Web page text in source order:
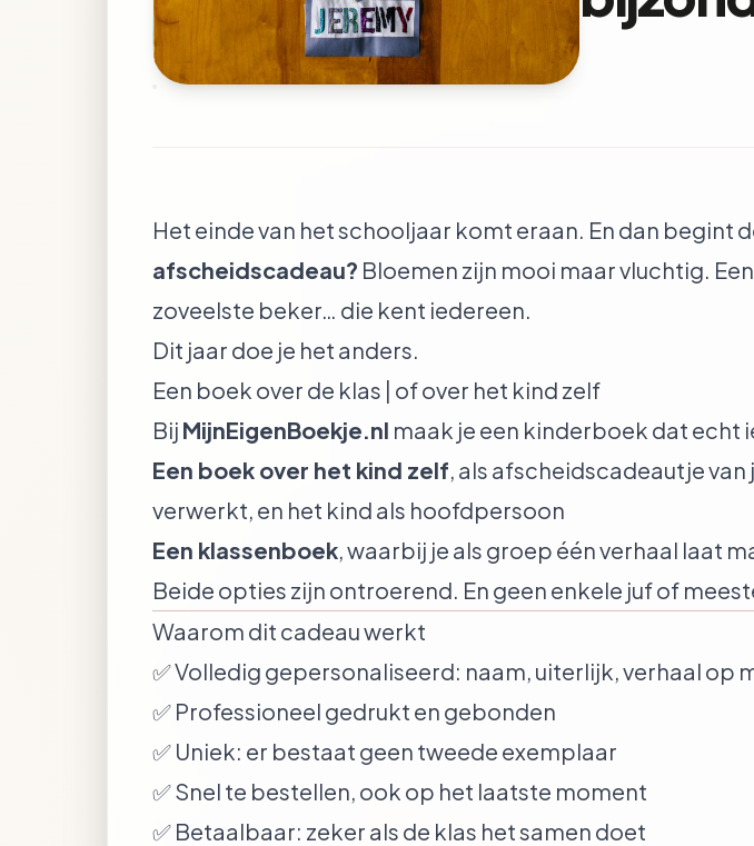
Het einde van het schooljaar komt eraan. En dan begint
afscheidscadeau? Bloemen zijn mooi maar vluchtig.
zoveelste beker… die kent iedereen.
Dit jaar doe je het anders.
Een boek over de klas | of over het kind zelf
Bij MijnEigenBoekje.nl maak je een kinderboek dat echt
Een boek over het kind zelf, als afscheidscadeautje van
verwerkt, en het kind als hoofdpersoon
Een klassenboek, waarbij je als groep één verhaal laat
Beide opties zijn ontroerend. En geen enkele juf of
Waarom dit cadeau werkt
✅ Volledig gepersonaliseerd: naam, uiterlijk, verhaal op
✅ Professioneel gedrukt en gebonden
✅ Uniek: er bestaat geen tweede exemplaar
✅ Snel te bestellen, ook op het laatste moment
✅ Betaalbaar: zeker als de klas het samen doet